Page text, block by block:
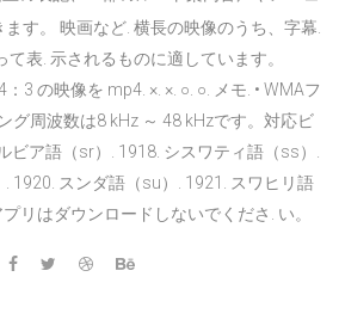
す。 映画など. 横長の映像のうち、字幕.
表. 示されるものに適しています。
3 の映像を mp4. ×. ×. ○. ○. メモ. • WMAフ
グ周波数は8 kHz ～ 48 kHzです。対応ビ
ビア語（sr）. 1918. シスワティ語（ss）.
1920. スンダ語（su）. 1921. スワヒリ語
リはダウンロードしないでくださ. い。